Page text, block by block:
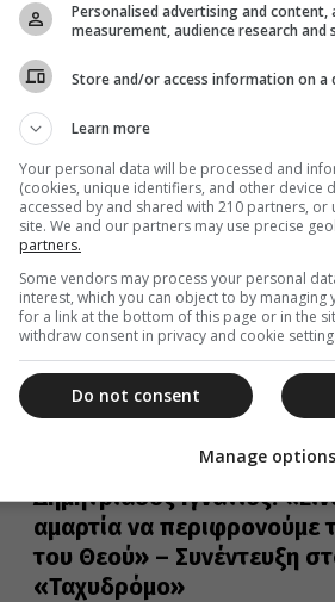
H συγκεκριμένη συνέντευξη
του Οικουμενικού Πατριάρχη κ.κ.
τον εορτασμό των 30 χρόνων από την...
20 Δεκεμβρίου 2021
Φθιώτιδος Συμεών: «Η
μεγαλύτερο πρόβλημα
σήμερα» – Συνέντευξη
Τύπο
Ο Σεβασμιώτατος μιλά για τις μεγάλες
Εκκλησίας απέναντι...
Δημητριάδος Ιγνάτιος:
αμαρτία να περιφρονούμε
του Θεού» – Συνέντευξη
«Ταχυδρόμο»
Personalised advertising and
measurement, audience research and
Store and/or access information on a
Learn more
Your personal data will be processed and
(cookies, unique identifiers, and other device
accessed by and shared with 210 partners, or
site. We and our partners may use precise
partners.
Some vendors may process your personal
interest, which you can object to by
for a link at the bottom of this page or in the
withdraw consent in privacy and cookie
Do not consent
Manage options